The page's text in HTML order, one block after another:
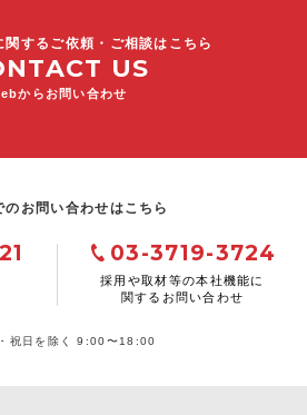
関するご依頼・ご相談はこちら
US
からお問い合わせ
のお問い合わせはこちら
03-3719-3724
採用や取材等の本社機能に
関するお問い合わせ
祝日を除く 9:00〜18:00